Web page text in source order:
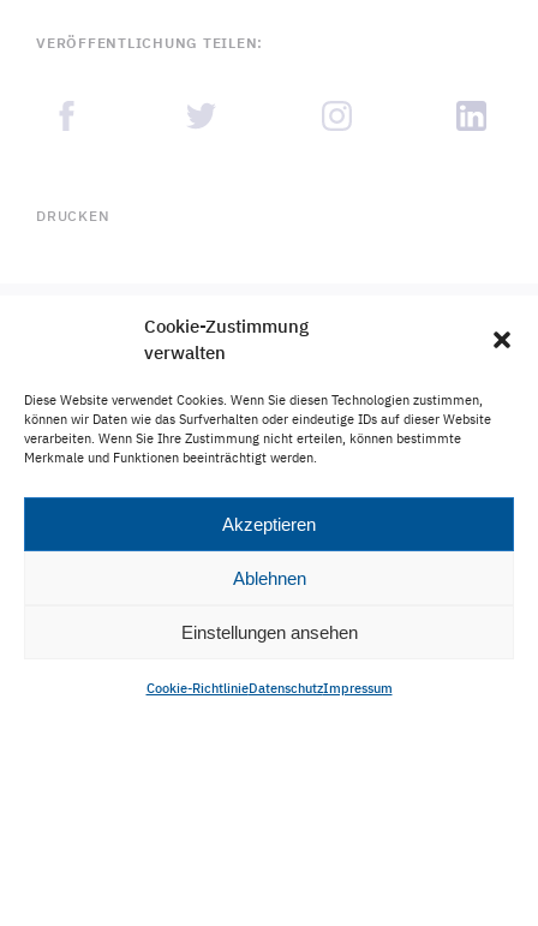
Cookie-Zustimmung
verwalten
Diese Website verwendet Cookies. Wenn Sie diesen Technologien zustimmen,
können wir Daten wie das Surfverhalten oder eindeutige IDs auf dieser Website
verarbeiten. Wenn Sie Ihre Zustimmung nicht erteilen, können bestimmte
Merkmale und Funktionen beeinträchtigt werden.
Akzeptieren
Ablehnen
Einstellungen ansehen
Cookie-RichtlinieDatenschutzImpressum
VERÖFFENTLICHUNG TEILEN:
DRUCKEN
Kontakt